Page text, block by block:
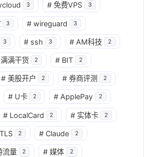
3 # 免费VPS 3
3 # wireguard 3
3 # ssh 3 # AM科技 2
满满干货 2 # BIT 2
# 美股开户 2 # 券商评测 2
# U卡 2 # ApplePay 2
# LocalCard 2 # 实体卡 2
2 # Claude 2
流量 2 # 媒体 2